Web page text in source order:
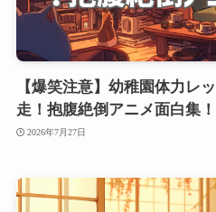
【爆笑注意】幼稚園体力レ
走！抱腹絶倒アニメ面白集！
2026年7月27日